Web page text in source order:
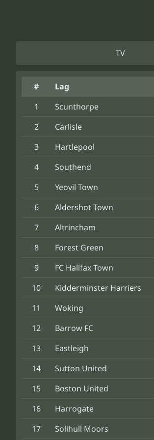
TV
# Lag
1
Scunthorpe
2
Carlisle
3
Hartlepool
4
Southend
5
Yeovil Town
6
Aldershot Town
7
Altrincham
8
Forest Green
9
FC Halifax Town
10
Kidderminster Harriers
11
Woking
12
Barrow FC
13
Eastleigh
14
Sutton United
15
Boston United
16
Harrogate
17
Solihull Moors